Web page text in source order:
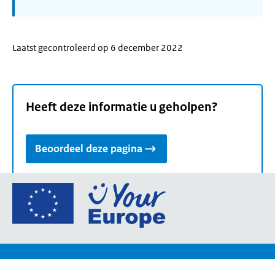
Laatst gecontroleerd op 6 december 2022
Heeft deze informatie u geholpen?
Beoordeel deze pagina
Ga
de